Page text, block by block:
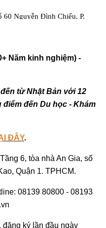
Năm kinh nghiệm) -
từ Nhật Bản với 12
đến Du học - Khám
ĐÂY.
Tầng 6, tòa nhà An Gia, số
Quận 1. TPHCM.
08139 80800 - 08193
đăng ký lần đầu ngày